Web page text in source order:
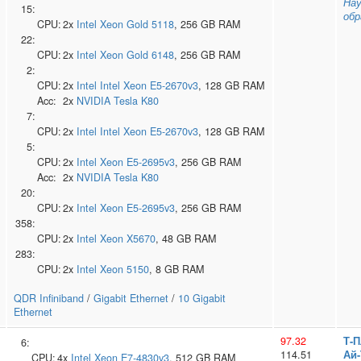
15:
CPU:2x Intel Xeon Gold 5118, 256 GB RAM
22:
CPU:2x Intel Xeon Gold 6148, 256 GB RAM
2:
CPU:2x Intel Intel Xeon E5-2670v3, 128 GB RAM
Acc: 2x NVIDIA Tesla K80
7:
CPU:2x Intel Intel Xeon E5-2670v3, 128 GB RAM
5:
CPU:2x Intel Xeon E5-2695v3, 256 GB RAM
Acc: 2x NVIDIA Tesla K80
20:
CPU:2x Intel Xeon E5-2695v3, 256 GB RAM
358:
CPU:2x Intel Xeon X5670, 48 GB RAM
283:
CPU:2x Intel Xeon 5150, 8 GB RAM
QDR Infiniband / Gigabit Ethernet / 10 Gigabit
Ethernet
6:
CPU:4x Intel Xeon E7-4830v3, 512 GB RAM
97.32
114.51